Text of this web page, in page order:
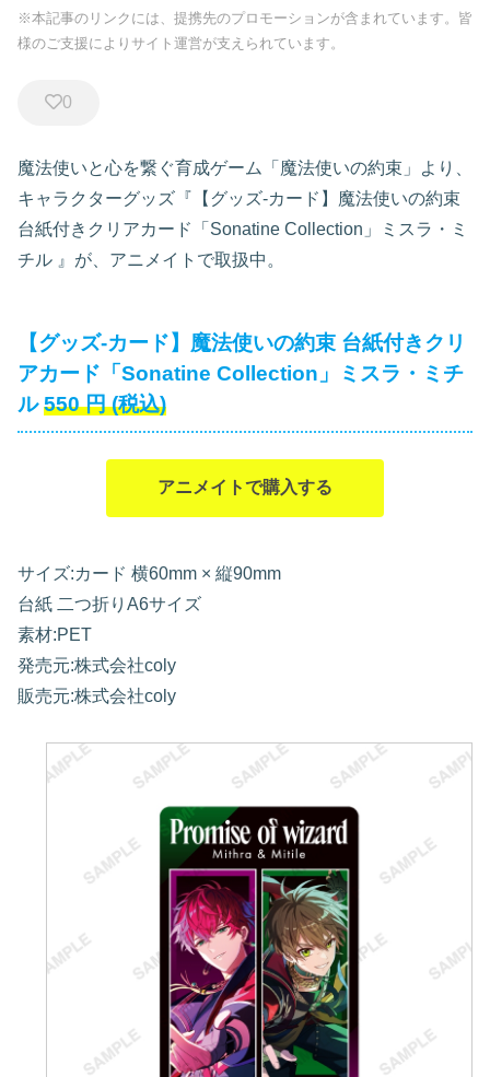
※本記事のリンクには、提携先のプロモーションが含まれています。皆
様のご支援によりサイト運営が支えられています。
0
魔法使いと心を繋ぐ育成ゲーム「魔法使いの約束」より、
キャラクターグッズ『【グッズ-カード】魔法使いの約束
台紙付きクリアカード「Sonatine Collection」ミスラ・ミ
チル 』が、アニメイトで取扱中。
【グッズ-カード】魔法使いの約束 台紙付きクリ
アカード「Sonatine Collection」ミスラ・ミチ
ル 550 円 (税込)
アニメイトで購入する
サイズ:カード 横60mm × 縦90mm
台紙 二つ折りA6サイズ
素材:PET
発売元:株式会社coly
販売元:株式会社coly